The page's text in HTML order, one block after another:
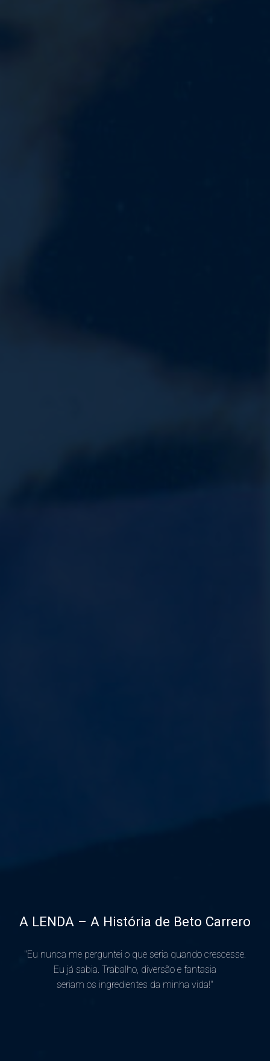
A LENDA – A História de Beto Carrero
"Eu nunca me perguntei o que seria quando crescesse
Eu já sabia Trabalho diversão e fantasia
seriam os ingredientes da minha vida!"